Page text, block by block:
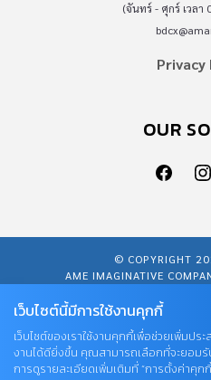
(จันทร์ - ศุกร์ เวลา
Privacy
OUR
© COPYRIGHT
AME IMAGINATIVE
เว็บไซต์นี้มีการใช้งานคุกกี้
เว็บไซต์ของเราใช้งานคุกกี้เพื่อช่วยเพิ่มปร
งานได้ดียิ่งขึ้น คุณสามารถเลือกที่จะยอมรั
การดูรายละเอียดเพิ่มเติมที่ “การตั้งค่าคุก